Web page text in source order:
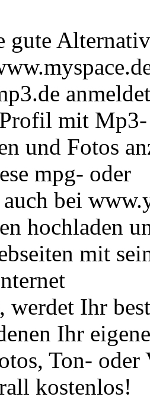
gute
mit Mp3-
und Fotos
mpg- oder
bei
hochladen
mit
werdet Ihr
Ihr eigene
Ton-
kostenlos!